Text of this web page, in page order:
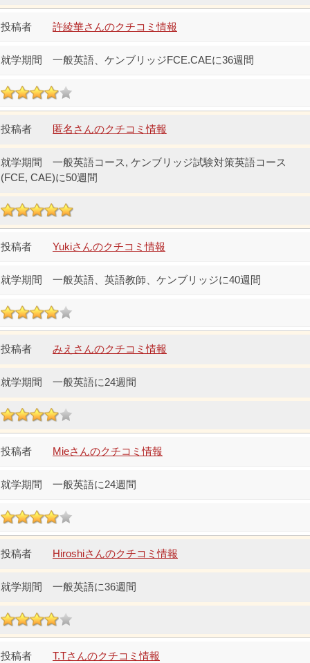
許綾華さんのクチコミ情報
一般英語、ケンブリッジFCE.CAEに36週間
匿名さんのクチコミ情報
一般英語コース, ケンブリッジ試験対策英語コース
(FCE, CAE)に50週間
Yukiさんのクチコミ情報
一般英語、英語教師、ケンブリッジに40週間
みえさんのクチコミ情報
一般英語に24週間
Mieさんのクチコミ情報
一般英語に24週間
Hiroshiさんのクチコミ情報
一般英語に36週間
T.Tさんのクチコミ情報